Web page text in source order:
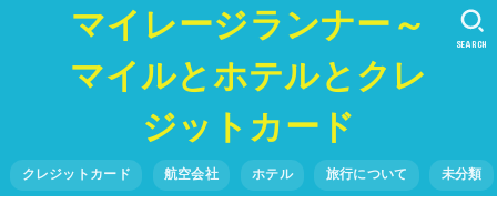
マイレージランナー～
マイルとホテルとクレ
ジットカード
クレジットカード 航空会社 ホテル 旅行について 未分類
SEARCH